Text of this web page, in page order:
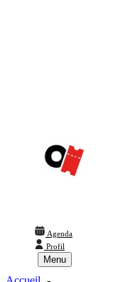
Agenda
Profil
Menu